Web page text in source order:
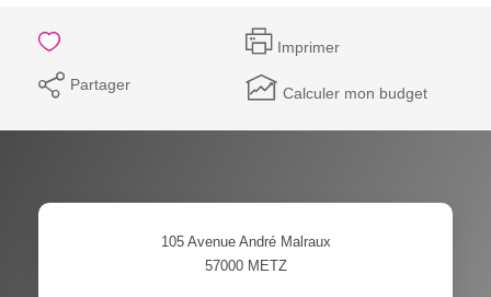
Imprimer
Partager Calculer mon budget
105 Avenue André Malraux
57000 METZ